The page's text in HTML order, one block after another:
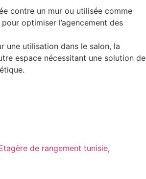
contre un mur ou utilisée comme
optimiser l’agencement des
une utilisation dans le salon, la
espace nécessitant une solution de
de rangement tunisie,